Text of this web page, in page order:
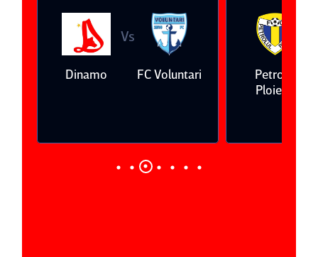
Dinamo
Vs
FC Voluntari
Petrolul
Ploieşti